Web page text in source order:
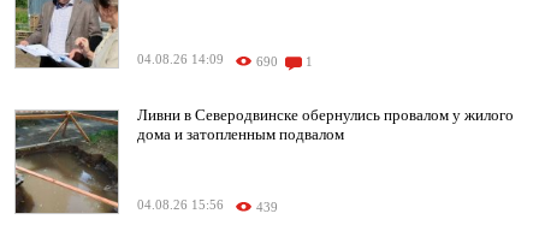
04.08.26 14:09 690 1
Ливни в Северодвинске обернулись провалом у жилого
дома и затопленным подвалом
04.08.26 15:56 439